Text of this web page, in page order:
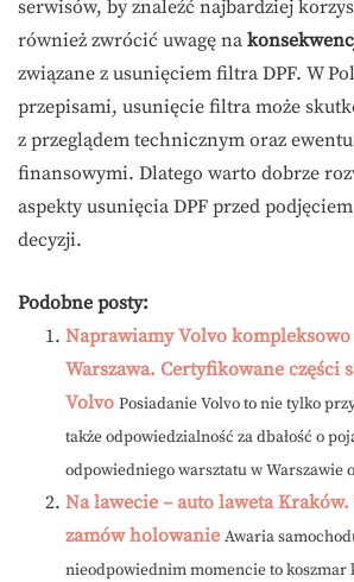
serwisów, by znaleźć najbardziej
również zwrócić uwagę na
związane z usunięciem filtra DPF. W
przepisami, usunięcie filtra może
z przeglądem technicznym oraz
finansowymi. Dlatego warto dobrze
aspekty usunięcia DPF przed
decyzji.
Podobne posty:
Naprawiamy Volvo
Warszawa. Certyfikowane części
Volvo Posiadanie Volvo to nie tylko
także odpowiedzialność za dbałość o
odpowiedniego warsztatu w Warszawie
Na lawecie – auto laweta
zamów holowanie Awaria
nieodpowiednim momencie to koszmar